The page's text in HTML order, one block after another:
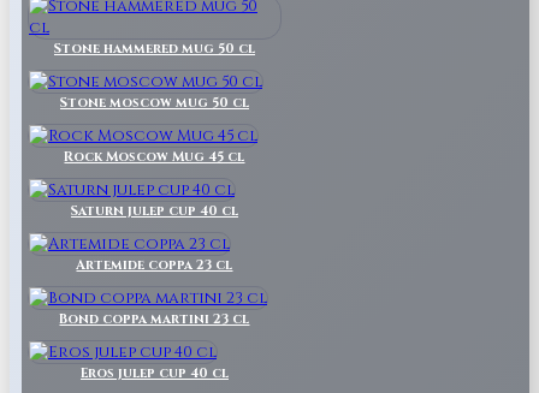
Stone hammered mug 50 cl
Stone moscow mug 50 cl
Rock Moscow Mug 45 cl
Saturn julep cup 40 cl
Artemide coppa 23 cl
Bond coppa martini 23 cl
Eros julep cup 40 cl